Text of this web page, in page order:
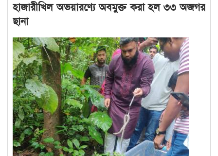
হাজারীখিল অভয়ারণ্যে অবমুক্ত করা হল ৩৩ অজগর
ছানা